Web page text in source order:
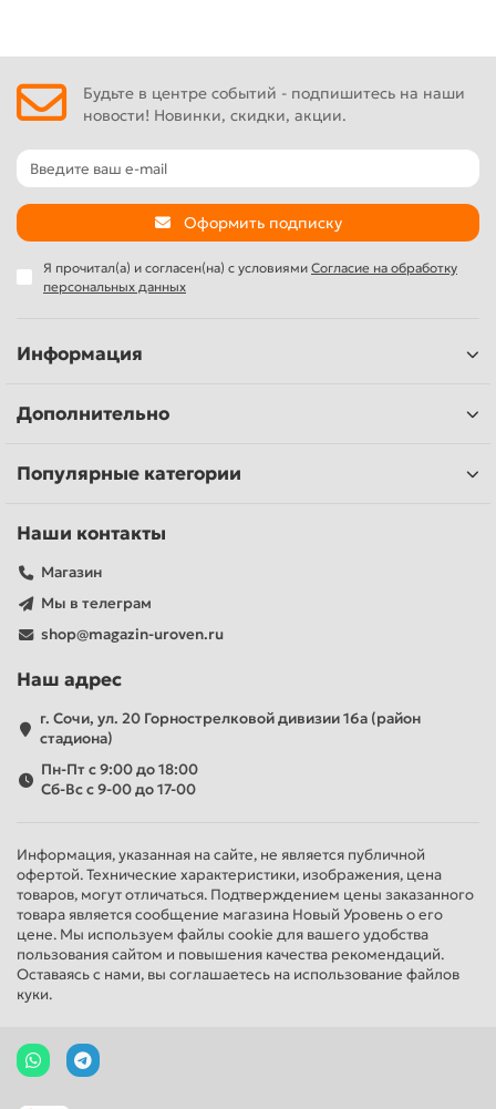
Будьте в центре событий - подпишитесь на наши
новости! Новинки, скидки, акции.
Оформить подписку
Я прочитал(а) и согласен(на) с условиями Согласие на обработку
персональных данных
Информация
Дополнительно
Популярные категории
Наши контакты
Магазин
Мы в телеграм
shop@magazin-uroven.ru
Наш адрес
г. Сочи, ул. 20 Горнострелковой дивизии 16а (район
стадиона)
Пн-Пт с 9:00 до 18:00
Сб-Вс с 9-00 до 17-00
Информация, указанная на сайте, не является публичной
офертой. Технические характеристики, изображения, цена
товаров, могут отличаться. Подтверждением цены заказанного
товара является сообщение магазина Новый Уровень о его
цене. Мы используем файлы cookie для вашего удобства
пользования сайтом и повышения качества рекомендаций.
Оставаясь с нами, вы соглашаетесь на использование файлов
куки.